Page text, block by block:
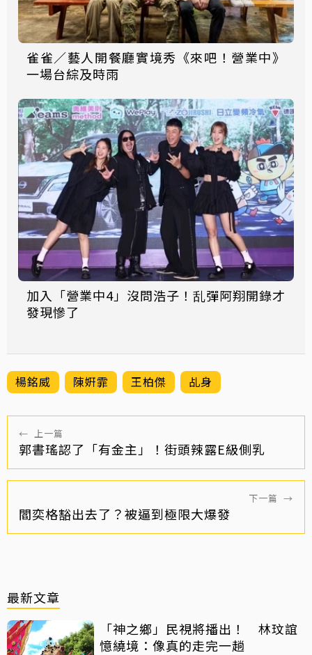
雀雀／藝人開餐廳實境秀《來吧！營業中》
一場台綜及時雨
加入「營業中4」沒問浩子！乱彈阿翔開錄才
發現慘了
楊銘威 陳姸霏 王柏傑 乩身
← 上一篇
郭書瑤認了「有金主」！街頭辣露E級側乳
下一篇 →
閻奕格豁出去了？被逼到極限大爆發
最新文章
「神之鄉」民視將播出！ 林玟誼
憶繞境：像真的走完一趟